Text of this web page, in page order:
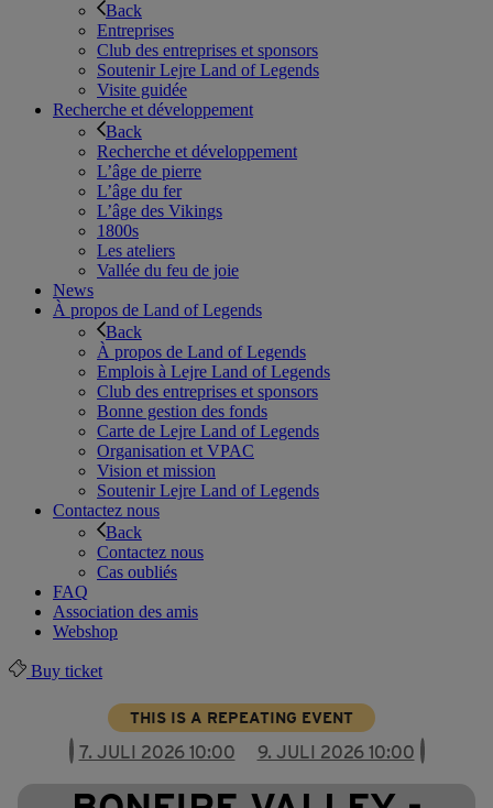
Back
Entreprises
Club des entreprises et sponsors
Soutenir Lejre Land of Legends
Visite guidée
Recherche et développement
Back
Recherche et développement
L’âge de pierre
L’âge du fer
L’âge des Vikings
1800s
Les ateliers
Vallée du feu de joie
News
À propos de Land of Legends
Back
À propos de Land of Legends
Emplois à Lejre Land of Legends
Club des entreprises et sponsors
Bonne gestion des fonds
Carte de Lejre Land of Legends
Organisation et VPAC
Vision et mission
Soutenir Lejre Land of Legends
Contactez nous
Back
Contactez nous
Cas oubliés
FAQ
Association des amis
Webshop
Buy ticket
THIS IS A REPEATING EVENT
7. JULI 2026 10:00 9. JULI 2026 10:00